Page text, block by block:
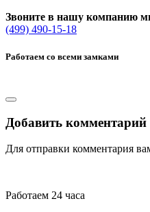
Звоните в нашу компанию
(499) 490-15-18
Работаем со всеми замками
Добавить комментарий
Для отправки комментария
Работаем 24 часа